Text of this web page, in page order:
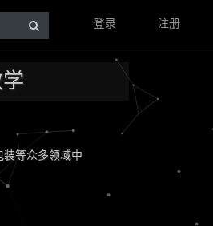
登录 注册
等众多领域中